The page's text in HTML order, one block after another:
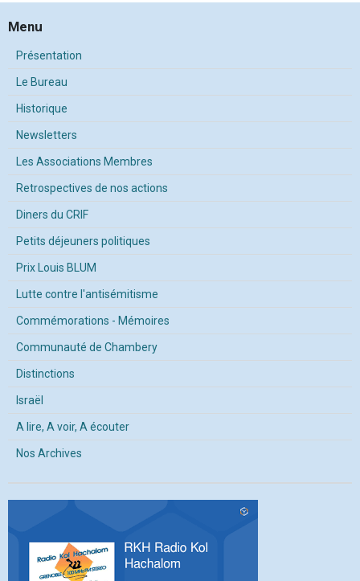
Menu
Présentation
Le Bureau
Historique
Newsletters
Les Associations Membres
Retrospectives de nos actions
Diners du CRIF
Petits déjeuners politiques
Prix Louis BLUM
Lutte contre l'antisémitisme
Commémorations - Mémoires
Communauté de Chambery
Distinctions
Israël
A lire, A voir, A écouter
Nos Archives